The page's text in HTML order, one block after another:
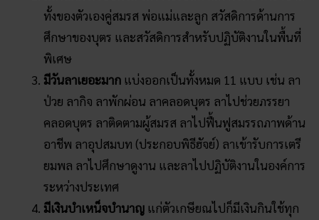
ทั้งของตัวเองคู่สมรส พ่อแม่และลูก สวัสดิการด้านการ
ศึกษาของบุตร และสวัสดิการสำหรับปฏิบัติงานในพื้นที่
พิเศษ
มีวันลาเยอะมาก แบ่งออกเป็นทั้งหมด 11 แบบ เช่น ลา
ป่วย ลากิจ ลาพักผ่อน ลาคลอดบุตร ลาไปช่วยภรรยา
คลอดบุตร ลาติดตามผู้สมรส ลาไปฟื้นฟูสมรรถภาพด้าน
อาชีพ ลาอุปสมบท (ประกอบพิธีฮัจย์) ลาเข้ารับการเตรี
ยมพล ลาไปศึกษาดูงาน และลาไปปฏิบัติงานในองค์การ
ระหว่างประเทศ
มีเงินบำเหน็จบำนาญ แก่ตัวเกษียณไปก็มีเงินกินใช้ทุก